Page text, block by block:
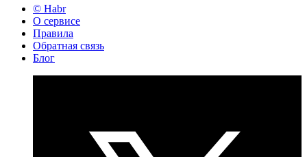
© Habr
О сервисе
Правила
Обратная связь
Блог